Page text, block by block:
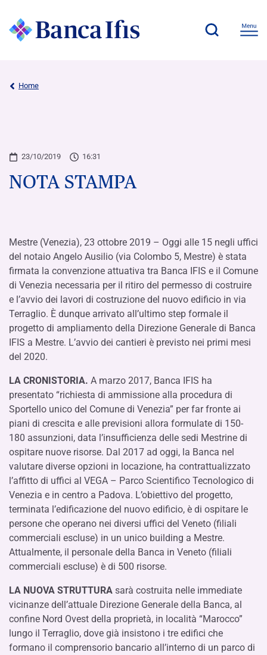
Home
23/10/2019 16:31
NOTA STAMPA
Mestre (Venezia), 23 ottobre 2019 – Oggi alle 15 negli uffici
del notaio Angelo Ausilio (via Colombo 5, Mestre) è stata
firmata la convenzione attuativa tra Banca IFIS e il Comune
di Venezia necessaria per il ritiro del permesso di costruire
e l’avvio dei lavori di costruzione del nuovo edificio in via
Terraglio. È dunque arrivato all’ultimo step formale il
progetto di ampliamento della Direzione Generale di Banca
IFIS a Mestre. L’avvio dei cantieri è previsto nei primi mesi
del 2020.
LA CRONISTORIA. A marzo 2017, Banca IFIS ha
presentato “richiesta di ammissione alla procedura di
Sportello unico del Comune di Venezia” per far fronte ai
piani di crescita e alle previsioni allora formulate di 150-
180 assunzioni, data l’insufficienza delle sedi Mestrine di
ospitare nuove risorse. Dal 2017 ad oggi, la Banca nel
valutare diverse opzioni in locazione, ha contrattualizzato
l’affitto di uffici al VEGA – Parco Scientifico Tecnologico di
Venezia e in centro a Padova. L’obiettivo del progetto,
terminata l’edificazione del nuovo edificio, è di ospitare le
persone che operano nei diversi uffici del Veneto (filiali
commerciali escluse) in un unico building a Mestre.
Attualmente, il personale della Banca in Veneto (filiali
commerciali escluse) è di 500 risorse.
LA NUOVA STRUTTURA sarà costruita nelle immediate
vicinanze dell’attuale Direzione Generale della Banca, al
confine Nord Ovest della proprietà, in località “Marocco”
lungo il Terraglio, dove già insistono i tre edifici che
formano il comprensorio bancario all’interno di un parco di